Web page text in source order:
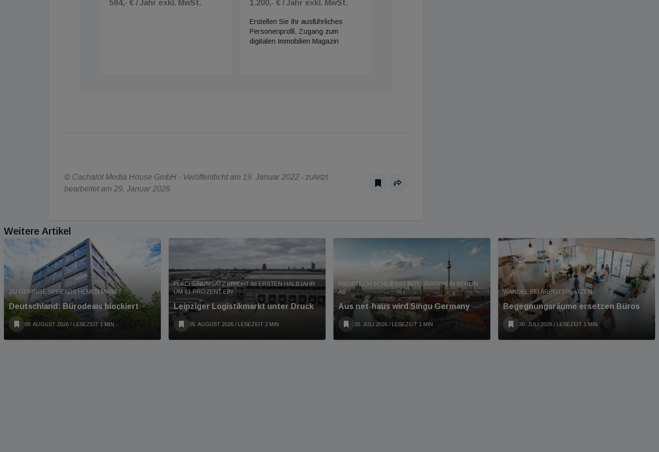
584,- € / Jahr exkl. MwSt.
1.200,- € / Jahr exkl. MwSt.
Erstellen Sie Ihr ausführliches
Personenprofil, Zugang zum
digitalen Immobilien Magazin
© Cachalot Media House GmbH - Veröffentlicht am 19. Januar 2022 - zuletzt
bearbeitet am 29. Januar 2026
Weitere Artikel
ZU GERINGE SPREADS HEMEN MARKT
Deutschland: Bürodeals blockiert
05. AUGUST 2026 / LESEZEIT 1 MIN
FLÄCHENUMSATZ BRICHT IM ERSTEN HALBJAHR
UM 61 PROZENT EIN
Leipziger Logistikmarkt unter Druck
05. AUGUST 2026 / LESEZEIT 2 MIN
PROPTECH SCHLIESST INTEGRATION IN BERLIN A
B
Aus net-haus wird Singu Germany
30. JULI 2026 / LESEZEIT 1 MIN
WANDEL BEI ARBEITSPLÄTZEN
Begegnungsräume ersetzen Büros
30. JULI 2026 / LESEZEIT 1 MIN